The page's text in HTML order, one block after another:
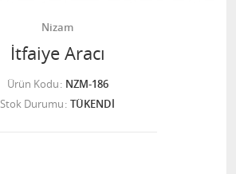
Nizam
İtfaiye Aracı
Ürün Kodu NZM-186
Stok Durumu TÜKENDİ